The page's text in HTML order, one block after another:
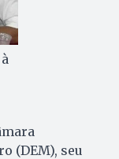
(DEM), seu